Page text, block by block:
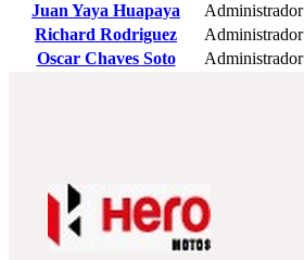
Juan Yaya Huapaya
Richard Rodriguez
Oscar Chaves Soto
Administrador